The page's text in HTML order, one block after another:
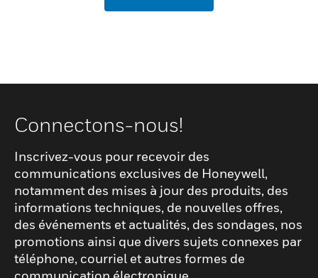
Connectons-nous!
Inscrivez-vous pour recevoir des
communications exclusives de Honeywell,
notamment des mises à jour des produits, des
informations techniques, de nouvelles offres,
des événements et actualités, des sondages, nos
promotions ainsi que divers sujets connexes par
téléphone, courriel et autres formes de